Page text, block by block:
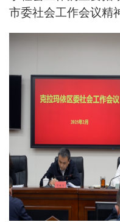
市委社会工作会议精